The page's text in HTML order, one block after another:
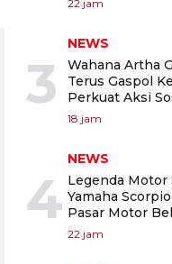
22 jam
3
NEWS
Wahana Artha
Terus Gaspol
Perkuat Aksi
18 jam
4
NEWS
Legenda Motor
Yamaha
Pasar Motor
22 jam